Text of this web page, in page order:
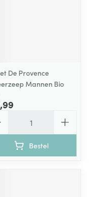
De Provence
Mannen Bio
Bestel